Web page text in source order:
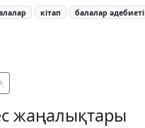
кітап балалар әдебиеті
жаңалықтары